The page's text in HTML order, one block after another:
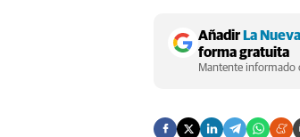
AñadirLa
forma gratuita
Mantente informado